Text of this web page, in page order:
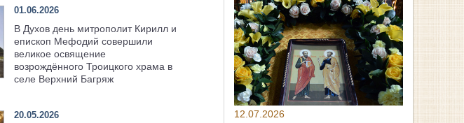
01.06.2026
В Духов день митрополит Кирилл и
епископ Мефодий совершили
великое освящение
возрождённого Троицкого храма в
селе Верхний Багряж
20.05.2026
12.07.2026